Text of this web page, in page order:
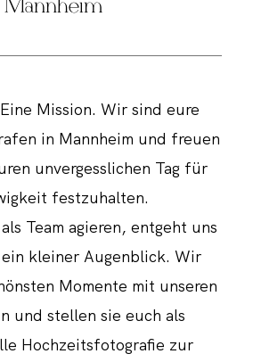
Mannheim
Mission. Wir sind eure
in Mannheim und freuen
unvergesslichen Tag für
festzuhalten.
Team agieren, entgeht uns
kleiner Augenblick. Wir
Momente mit unseren
und stellen sie euch als
Hochzeitsfotografie zur